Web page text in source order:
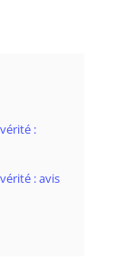
:
: avis